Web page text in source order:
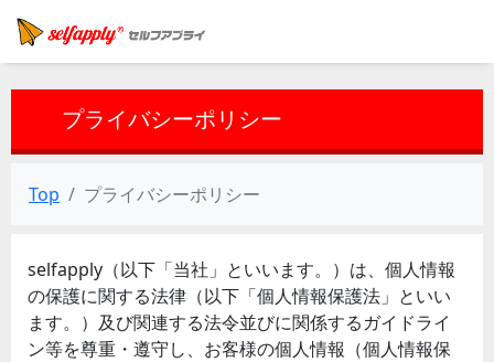
プライバシーポリシー
Top プライバシーポリシー
selfapply（以下「当社」といいます。）は、個人情報
の保護に関する法律（以下「個人情報保護法」といい
ます。）及び関連する法令並びに関係するガイドライ
ン等を尊重・遵守し、お客様の個人情報（個人情報保